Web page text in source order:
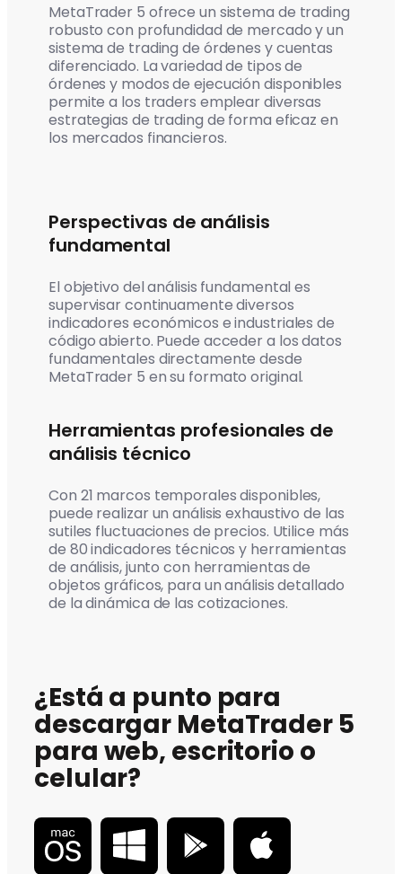
MetaTrader 5 ofrece un sistema de trading
robusto con profundidad de mercado y un
sistema de trading de órdenes y cuentas
diferenciado. La variedad de tipos de
órdenes y modos de ejecución disponibles
permite a los traders emplear diversas
estrategias de trading de forma eficaz en
los mercados financieros.
Perspectivas de análisis
fundamental
El objetivo del análisis fundamental es
supervisar continuamente diversos
indicadores económicos e industriales de
código abierto. Puede acceder a los datos
fundamentales directamente desde
MetaTrader 5 en su formato original.
Herramientas profesionales de
análisis técnico
Con 21 marcos temporales disponibles,
puede realizar un análisis exhaustivo de las
sutiles fluctuaciones de precios. Utilice más
de 80 indicadores técnicos y herramientas
de análisis, junto con herramientas de
objetos gráficos, para un análisis detallado
de la dinámica de las cotizaciones.
¿Está a punto para
descargar MetaTrader 5
para web, escritorio o
celular?